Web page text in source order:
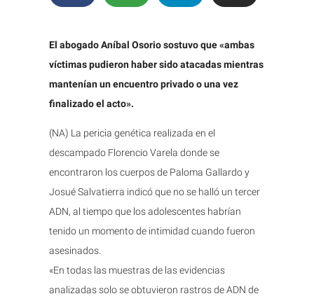
El abogado Aníbal Osorio sostuvo que «ambas
víctimas pudieron haber sido atacadas mientras
mantenían un encuentro privado o una vez
finalizado el acto».
(NA) La pericia genética realizada en el
descampado Florencio Varela donde se
encontraron los cuerpos de Paloma Gallardo y
Josué Salvatierra indicó que no se halló un tercer
ADN, al tiempo que los adolescentes habrían
tenido un momento de intimidad cuando fueron
asesinados.
«En todas las muestras de las evidencias
analizadas solo se obtuvieron rastros de ADN de